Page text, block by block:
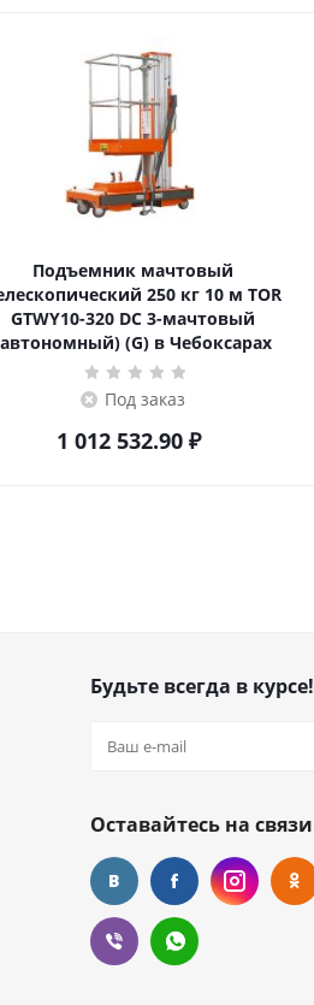
Подъемник мачтовый
250 кг 10 м TOR
GTWY10-320 DC 3-мачтовый
(G) в Чебоксарах
Под заказ
1 012 532.90 ₽
Будьте всегда в курсе!
Оставайтесь на связи